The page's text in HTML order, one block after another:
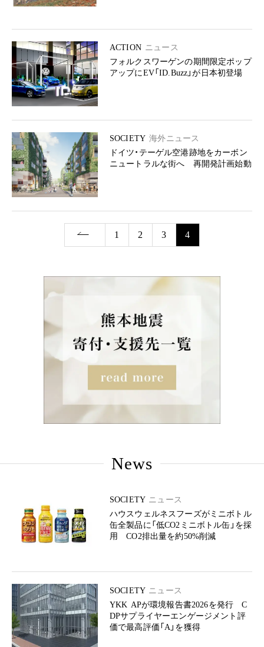
ACTION ニュース
フォルクスワーゲンの期間限定ポップ
アップにEV「ID.Buzz」が日本初登場
SOCIETY 海外ニュース
ドイツ・テーゲル空港跡地をカーボン
ニュートラルな街へ 再開発計画始動
1 2 3 4
News
SOCIETY ニュース
ハウスウェルネスフーズがミニボトル
缶全製品に「低CO2ミニボトル缶」を採
用 CO2排出量を約50%削減
SOCIETY ニュース
YKK APが環境報告書2026を発行 C
DPサプライヤーエンゲージメント評
価で最高評価「A」を獲得